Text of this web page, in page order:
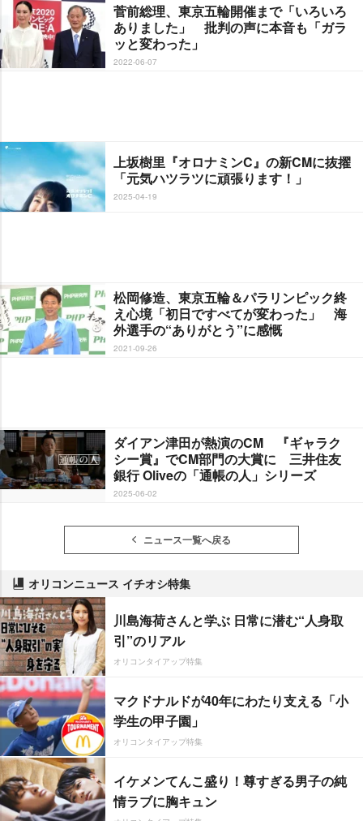
菅前総理、東京五輪開催まで「いろいろ
ありました」 批判の声に本音も「ガラ
ッと変わった」
2022-06-07
上坂樹里『オロナミンC』の新CMに抜擢
「元気ハツラツに頑張ります！」
2025-04-19
松岡修造、東京五輪＆パラリンピック終
え心境「初日ですべてが変わった」 海
外選手の“ありがとう”に感慨
2021-09-26
ダイアン津田が熱演のCM 『ギャラク
シー賞』でCM部門の大賞に 三井住友
銀行 Oliveの「通帳の人」シリーズ
2025-06-02
ニュース一覧へ戻る
オリコンニュース イチオシ特集
川島海荷さんと学ぶ 日常に潜む“人身取
引”のリアル
オリコンタイアップ特集
マクドナルドが40年にわたり支える「小
学生の甲子園」
オリコンタイアップ特集
イケメンてんこ盛り！尊すぎる男子の純
情ラブに胸キュン